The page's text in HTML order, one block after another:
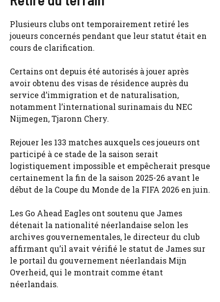
Plusieurs clubs ont temporairement retiré les
joueurs concernés pendant que leur statut était en
cours de clarification.
Certains ont depuis été autorisés à jouer après
avoir obtenu des visas de résidence auprès du
service d’immigration et de naturalisation,
notamment l’international surinamais du NEC
Nijmegen, Tjaronn Chery.
Rejouer les 133 matches auxquels ces joueurs ont
participé à ce stade de la saison serait
logistiquement impossible et empêcherait presque
certainement la fin de la saison 2025-26 avant le
début de la Coupe du Monde de la FIFA 2026 en juin.
Les Go Ahead Eagles ont soutenu que James
détenait la nationalité néerlandaise selon les
archives gouvernementales, le directeur du club
affirmant qu’il avait vérifié le statut de James sur
le portail du gouvernement néerlandais Mijn
Overheid, qui le montrait comme étant
néerlandais.